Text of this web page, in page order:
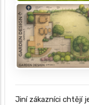
Jiní zákazníci chtějí